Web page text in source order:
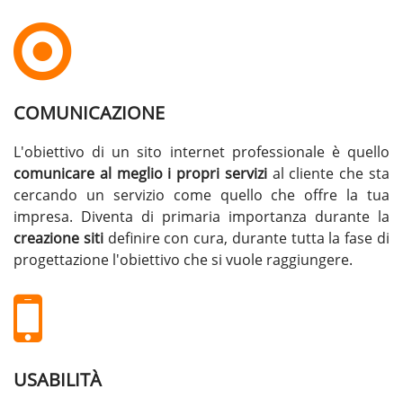
COMUNICAZIONE
L'obiettivo di un sito internet professionale è quello
comunicare al meglio i propri servizial cliente che sta
cercando un servizio come quello che offre la tua
impresa. Diventa di primaria importanza durante la
creazione sitidefinire con cura, durante tutta la fase di
progettazione l'obiettivo che si vuole raggiungere.
USABILITÀ